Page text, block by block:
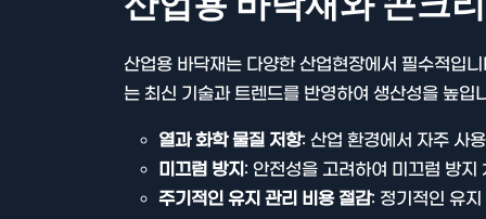
산업용 바닥재는 다양한 산업현장에서 필수적입
는 최신 기술과 트렌드를 반영하여 생산성을 높입
열과 화학 물질 저항: 산업 환경에서 자주 사
미끄럼 방지 : 안전성을 고려하여 미끄럼 방지
주기적인 유지 관리 비용 절감: 정기적인 유